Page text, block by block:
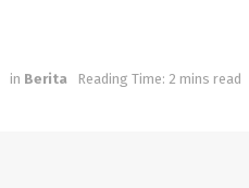
in Berita Reading Time: 2 mins read